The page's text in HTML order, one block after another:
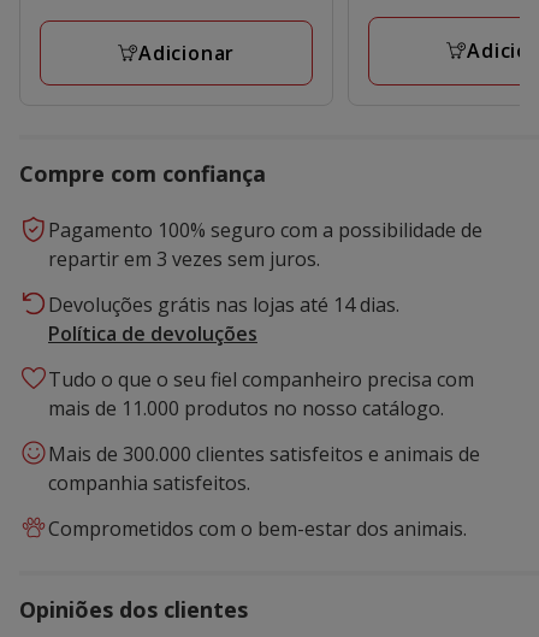
avaliações
a
Adicionar
156.91€
Compre com confiança
Pagamento 100% seguro com a possibilidade de
repartir em 3 vezes sem juros.
Devoluções grátis nas lojas até 14 dias.
Política de devoluções
Tudo o que o seu fiel companheiro precisa com
mais de 11.000 produtos no nosso catálogo.
Mais de 300.000 clientes satisfeitos e animais de
companhia satisfeitos.
Comprometidos com o bem-estar dos animais.
Opiniões dos clientes